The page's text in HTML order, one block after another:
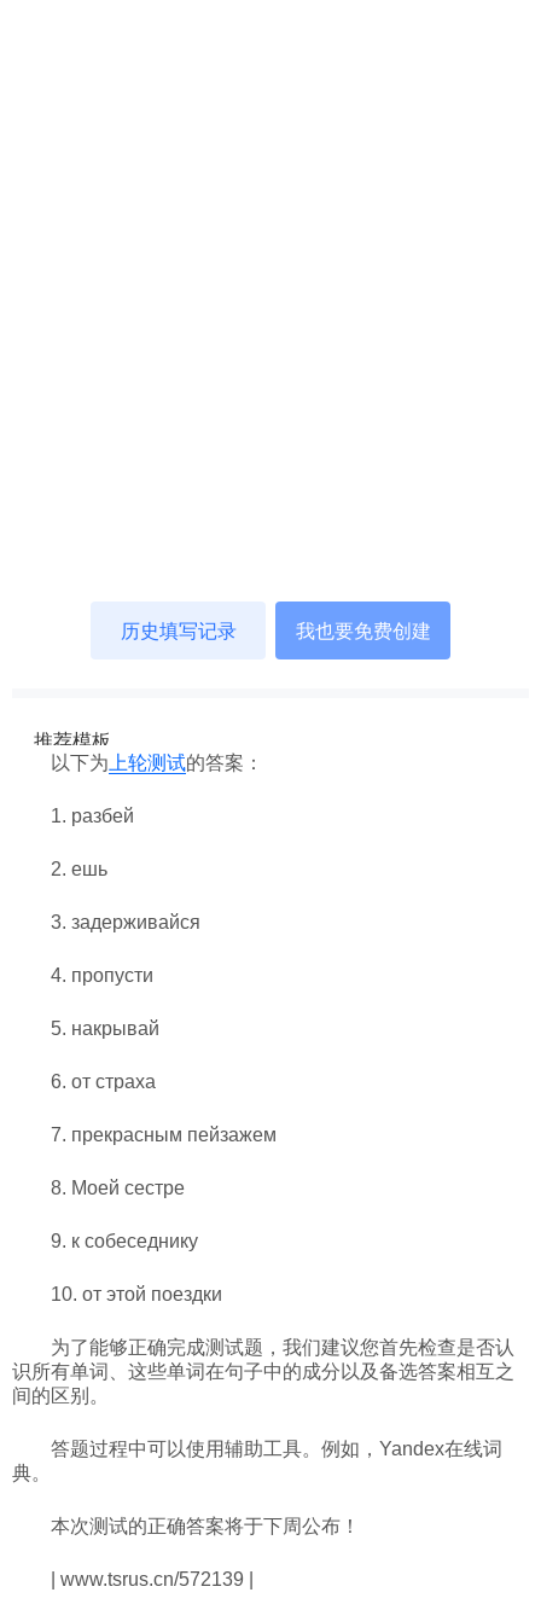
以下为 上轮测试的答案：
1. разбей
2. ешь
3. задерживайся
4. пропусти
5. накрывай
6. от страха
7. прекрасным пейзажем
8. Моей сестре
9. к собеседнику
10. от этой поездки
为了能够正确完成测试题，我们建议您首先检查是否认
识所有单词、这些单词在句子中的成分以及备选答案相互之
间的区别。
答题过程中可以使用辅助工具。例如，Yandex在线词
典。
本次测试的正确答案将于下周公布！
| www.tsrus.cn/572139 |